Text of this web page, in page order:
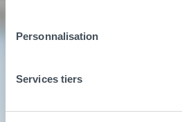
Personnalisation
Services tiers